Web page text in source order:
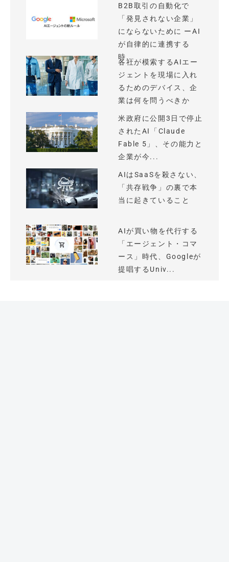
B2B取引の自動化で
「発見されない企業」
にならないために ーAI
が自律的に連携する
時...
各社が模索するAIエー
ジェントを現場に入れ
るためのデバイス、企
業は何を問うべきか
米政府に公開3日で停止
されたAI「Claude
Fable 5」、その能力と
企業が今...
AIはSaaSを殺さない、
「共存戦争」の裏で本
当に起きていること
AIが買い物を代行する
「エージェント・コマ
ース」時代、Googleが
提唱するUniv...